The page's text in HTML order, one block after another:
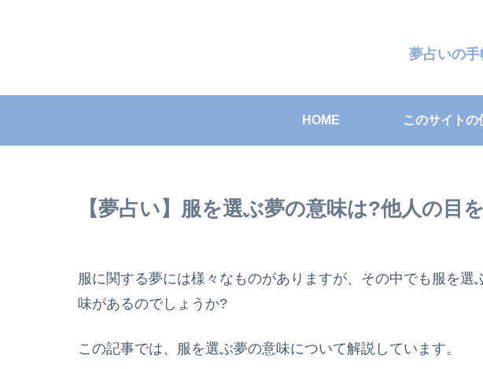
夢占いの
HOME このサイトの
【夢占い】服を選ぶ夢の意味は?他人の目
服に関する夢には様々なものがありますが、その中でも服を選
味があるのでしょうか?
この記事では、服を選ぶ夢の意味について解説しています。